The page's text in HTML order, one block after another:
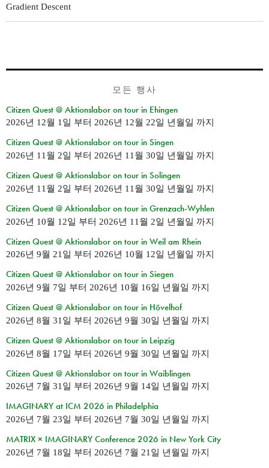
Gradient Descent
모든 행사
Citizen Quest @ Aktionslabor on tour in Ehingen
2026년 12월 1일 부터 2026년 12월 22일 년월일 까지
Citizen Quest @ Aktionslabor on tour in Singen
2026년 11월 2일 부터 2026년 11월 30일 년월일 까지
Citizen Quest @ Aktionslabor on tour in Solingen
2026년 11월 2일 부터 2026년 11월 30일 년월일 까지
Citizen Quest @ Aktionslabor on tour in Grenzach-Wyhlen
2026년 10월 12일 부터 2026년 11월 2일 년월일 까지
Citizen Quest @ Aktionslabor on tour in Weil am Rhein
2026년 9월 21일 부터 2026년 10월 12일 년월일 까지
Citizen Quest @ Aktionslabor on tour in Siegen
2026년 9월 7일 부터 2026년 10월 16일 년월일 까지
Citizen Quest @ Aktionslabor on tour in Hövelhof
2026년 8월 31일 부터 2026년 9월 30일 년월일 까지
Citizen Quest @ Aktionslabor on tour in Leipzig
2026년 8월 17일 부터 2026년 9월 30일 년월일 까지
Citizen Quest @ Aktionslabor on tour in Waiblingen
2026년 7월 31일 부터 2026년 9월 14일 년월일 까지
IMAGINARY at ICM 2026 in Philadelphia
2026년 7월 23일 부터 2026년 7월 30일 년월일 까지
MATRIX × IMAGINARY Conference 2026 in New York City
2026년 7월 18일 부터 2026년 7월 21일 년월일 까지